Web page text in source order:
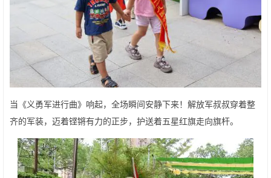
当《义勇军进行曲》响起，全场瞬间安静下来！解放军叔叔穿着整
齐的军装，迈着铿锵有力的正步，护送着五星红旗走向旗杆。